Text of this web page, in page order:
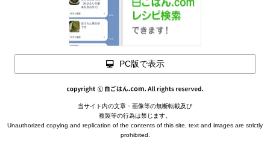
閉じる
PC版で表示
当サイト内の文章・画像等の無断転載及び
複製等の行為は禁じます。
Unauthorized copying and replication of the contents of this site, text and images are strictly
prohibited.